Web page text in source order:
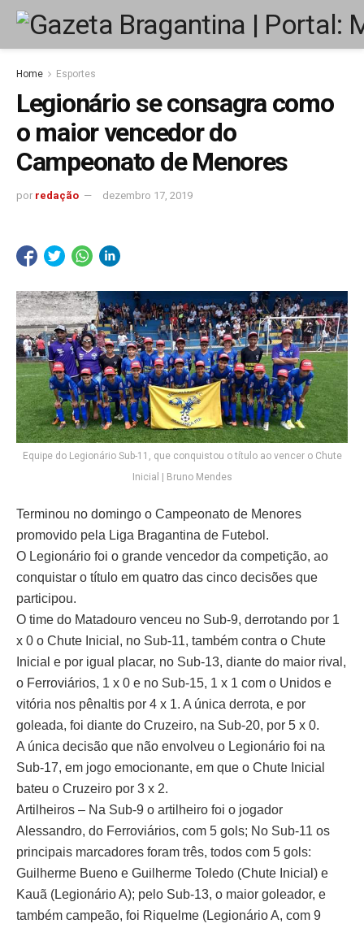
Home Esportes
Legionário se consagra como
o maior vencedor do
Campeonato de Menores
por redação dezembro 17, 2019
Equipe do Legionário Sub-11, que conquistou o título ao vencer o Chute
Inicial | Bruno Mendes
Terminou no domingo o Campeonato de Menores
promovido pela Liga Bragantina de Futebol.
O Legionário foi o grande vencedor da competição, ao
conquistar o título em quatro das cinco decisões que
participou.
O time do Matadouro venceu no Sub-9, derrotando por 1
x 0 o Chute Inicial, no Sub-11, também contra o Chute
Inicial e por igual placar, no Sub-13, diante do maior rival,
o Ferroviários, 1 x 0 e no Sub-15, 1 x 1 com o Unidos e
vitória nos pênaltis por 4 x 1. A única derrota, e por
goleada, foi diante do Cruzeiro, na Sub-20, por 5 x 0.
A única decisão que não envolveu o Legionário foi na
Sub-17, em jogo emocionante, em que o Chute Inicial
bateu o Cruzeiro por 3 x 2.
Artilheiros – Na Sub-9 o artilheiro foi o jogador
Alessandro, do Ferroviários, com 5 gols; No Sub-11 os
principais marcadores foram três, todos com 5 gols:
Guilherme Bueno e Guilherme Toledo (Chute Inicial) e
Kauã (Legionário A); pelo Sub-13, o maior goleador, e
também campeão, foi Riquelme (Legionário A, com 9